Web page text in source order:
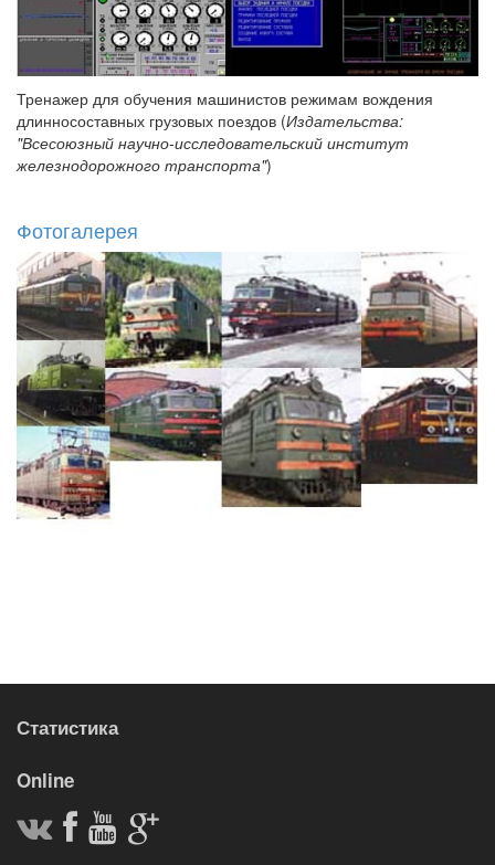
Тренажер для обучения машинистов режимам вождения
длинносоставных грузовых поездов (Издательства:
"Всесоюзный научно-исследовательский институт
железнодорожного транспорта")
Фотогалерея
Статистика
Online